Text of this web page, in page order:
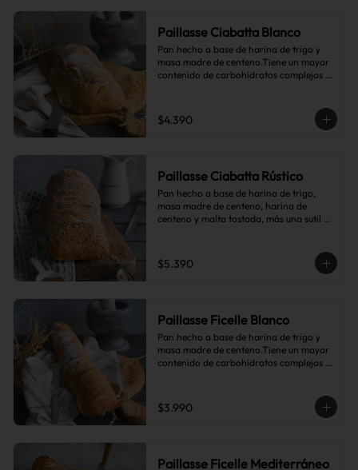
Paillasse Ciabatta Blanco
Pan hecho a base de harina de trigo y
masa madre de centeno.Tiene un mayor
contenido de carbohidratos complejos
$4.390
Paillasse Ciabatta Rústico
Pan hecho a base de harina de trigo,
masa madre de centeno, harina de
centeno y malta tostada, más una sutil
tostado y frutos secos.
$5.390
Paillasse Ficelle Blanco
Pan hecho a base de harina de trigo y
masa madre de centeno.Tiene un mayor
contenido de carbohidratos complejos
$3.990
Paillasse Ficelle Mediterráneo